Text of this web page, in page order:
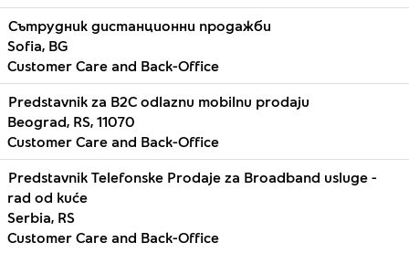
Сътрудник дистанционни продажби
Sofia, BG
Customer Care and Back-Office
Predstavnik za B2C odlaznu mobilnu prodaju
Beograd, RS, 11070
Customer Care and Back-Office
Predstavnik Telefonske Prodaje za Broadband usluge -
rad od kuće
Serbia, RS
Customer Care and Back-Office